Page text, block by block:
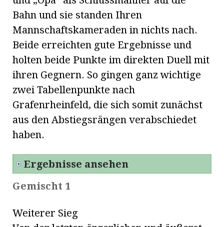
Bahn und sie standen Ihren
Mannschaftskameraden in nichts nach.
Beide erreichten gute Ergebnisse und
holten beide Punkte im direkten Duell mit
ihren Gegnern. So gingen ganz wichtige
zwei Tabellenpunkte nach
Grafenrheinfeld, die sich somit zunächst
aus den Abstiegsrängen verabschiedet
haben.
Ergebnisse ansehen
Gemischt 1
Weiterer Sieg